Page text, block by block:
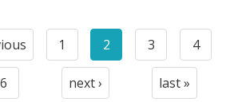
Page
1
Current
page
2
Page
3
Page
4
Page
6
Next
next ›
Last
last »